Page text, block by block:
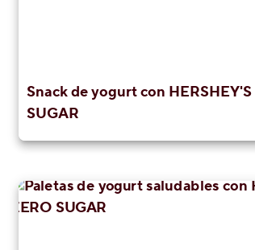
Snack de yogurt con
SUGAR​